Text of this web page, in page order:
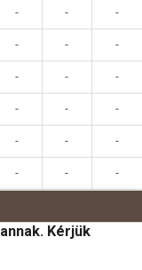
- - -
- - -
- - -
- - -
- - -
- - -
Kérjük